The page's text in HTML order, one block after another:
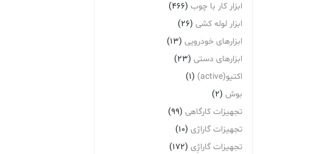
ابزار کار با چوب (466)
ابزار لوله کشی (26)
ابزارهای خودرویی (13)
ابزارهای دستی (23)
اکتیو(active)
(1)
بوش (2)
تجهیزات کارگاهی (99)
تجهیزات گاراژی (10)
تجهیزات گاراژِی (172)